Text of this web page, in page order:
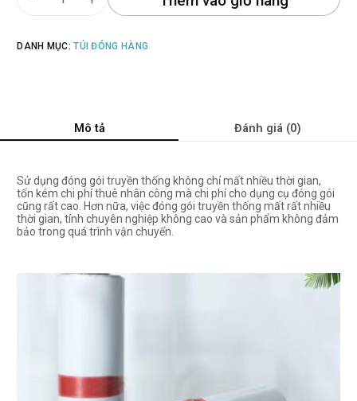
DANH MỤC:TÚI ĐÓNG HÀNG
Mô tả Đánh giá (0)
Sử dụng đóng gói truyền thống không chỉ mất nhiều thời gian,
tốn kém chi phí thuê nhân công mà chi phí cho dụng cụ đóng gói
cũng rất cao. Hơn nữa, việc đóng gói truyền thống mất rất nhiều
thời gian, tính chuyên nghiệp không cao và sản phẩm không đảm
bảo trong quá trình vận chuyển.